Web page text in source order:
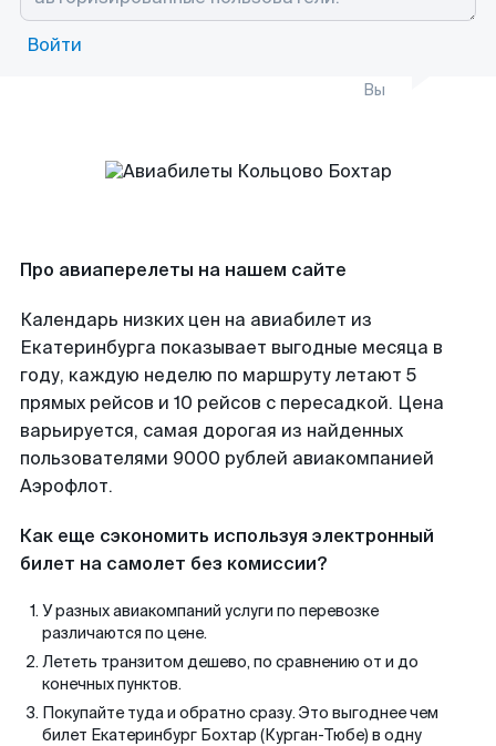
Войти
Вы
Про авиаперелеты на нашем сайте
Календарь низких цен на авиабилет из
Екатеринбурга показывает выгодные месяца в
году, каждую неделю по маршруту летают 5
прямых рейсов и 10 рейсов с пересадкой. Цена
варьируется, самая дорогая из найденных
пользователями 9000 рублей авиакомпанией
Аэрофлот.
Как еще сэкономить используя электронный
билет на самолет без комиссии?
У разных авиакомпаний услуги по перевозке
различаются по цене.
Лететь транзитом дешево, по сравнению от и до
конечных пунктов.
Покупайте туда и обратно сразу. Это выгоднее чем
билет Екатеринбург Бохтар (Курган-Тюбе) в одну